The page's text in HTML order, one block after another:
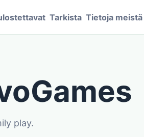
Tarkista Tietoja meistä
play.